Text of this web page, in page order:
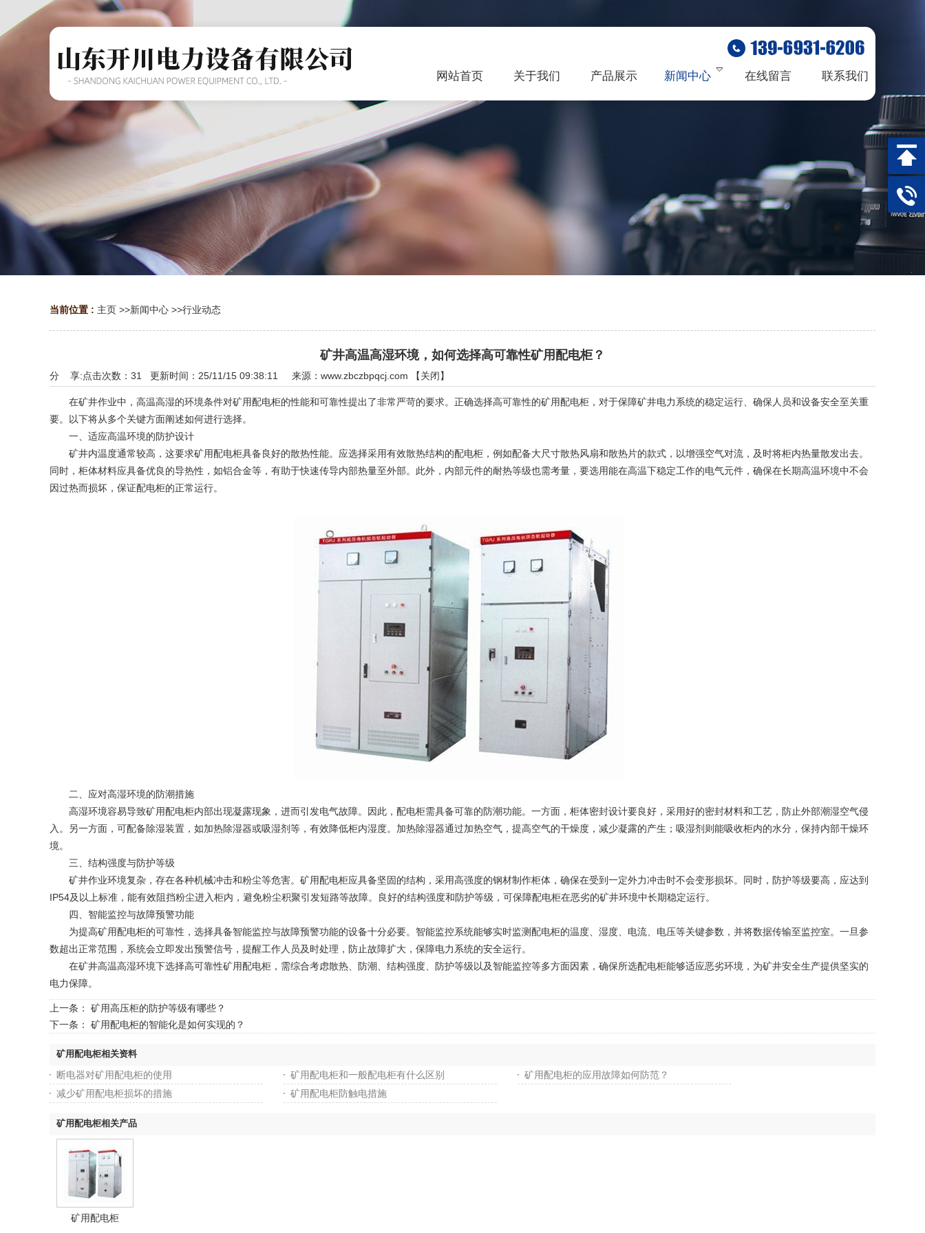
网站首页 关于我们 产品展示 新闻中心 在线留言 联系我们
当前位置 : 主页 >>新闻中心 >>行业动态
矿井高温高湿环境，如何选择高可靠性矿用配电柜？
点击次数： 31 更新时间：25/11/15 09:38:11 来源： www.zbczbpqcj.com 【关闭】
分 享:
在矿井作业中，高温高湿的环境条件对矿用配电柜的性能和可靠性提出了非常严苛的要求。正确选择高可靠性的矿用配电柜，对于保障矿井电力系统的稳定运行、确保人员和设备安全至关重
要。以下将从多个关键方面阐述如何进行选择。
一、适应高温环境的防护设计
矿井内温度通常较高，这要求矿用配电柜具备良好的散热性能。应选择采用有效散热结构的配电柜，例如配备大尺寸散热风扇和散热片的款式，以增强空气对流，及时将柜内热量散发出去。
同时，柜体材料应具备优良的导热性，如铝合金等，有助于快速传导内部热量至外部。此外，内部元件的耐热等级也需考量，要选用能在高温下稳定工作的电气元件，确保在长期高温环境中不会
因过热而损坏，保证配电柜的正常运行。
二、应对高湿环境的防潮措施
高湿环境容易导致矿用配电柜内部出现凝露现象，进而引发电气故障。因此，配电柜需具备可靠的防潮功能。一方面，柜体密封设计要良好，采用好的密封材料和工艺，防止外部潮湿空气侵
入。另一方面，可配备除湿装置，如加热除湿器或吸湿剂等，有效降低柜内湿度。加热除湿器通过加热空气，提高空气的干燥度，减少凝露的产生；吸湿剂则能吸收柜内的水分，保持内部干燥环
境。
三、结构强度与防护等级
矿井作业环境复杂，存在各种机械冲击和粉尘等危害。矿用配电柜应具备坚固的结构，采用高强度的钢材制作柜体，确保在受到一定外力冲击时不会变形损坏。同时，防护等级要高，应达到
IP54及以上标准，能有效阻挡粉尘进入柜内，避免粉尘积聚引发短路等故障。良好的结构强度和防护等级，可保障配电柜在恶劣的矿井环境中长期稳定运行。
四、智能监控与故障预警功能
为提高矿用配电柜的可靠性，选择具备智能监控与故障预警功能的设备十分必要。智能监控系统能够实时监测配电柜的温度、湿度、电流、电压等关键参数，并将数据传输至监控室。一旦参
数超出正常范围，系统会立即发出预警信号，提醒工作人员及时处理，防止故障扩大，保障电力系统的安全运行。
在矿井高温高湿环境下选择高可靠性矿用配电柜，需综合考虑散热、防潮、结构强度、防护等级以及智能监控等多方面因素，确保所选配电柜能够适应恶劣环境，为矿井安全生产提供坚实的
电力保障。
上一条： 矿用高压柜的防护等级有哪些？
下一条： 矿用配电柜的智能化是如何实现的？
矿用配电柜相关资料
断电器对矿用配电柜的使用 矿用配电柜和一般配电柜有什么区别
矿用配电柜的应用故障如何防范？
减少矿用配电柜损坏的措施
矿用配电柜防触电措施
矿用配电柜相关产品
矿用配电柜